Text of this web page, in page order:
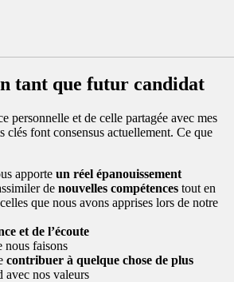
tant que futur candidat
personnelle et de celle partagée avec mes
clés font consensus actuellement. Ce que
apporte un réel épanouissement
de nouvelles compétences tout en
que nous avons apprises lors de notre
et de l’écoute
nous faisons
contribuer à quelque chose de plus
avec nos valeurs